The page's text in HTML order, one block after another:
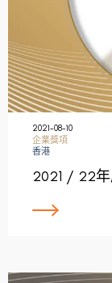
2021-08-10
企業獎項
香港
2021 / 22